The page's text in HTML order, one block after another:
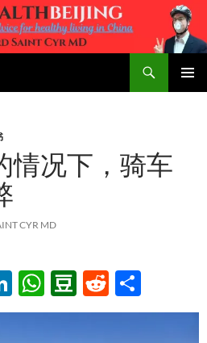
情况下，骑车
CYR MD
Li
n
W
h
D
o
R
e h